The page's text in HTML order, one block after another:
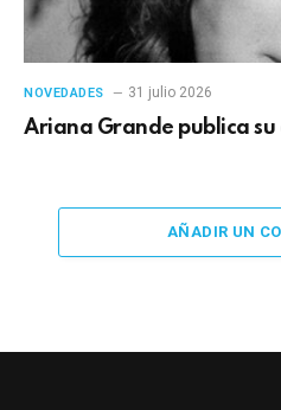
NOVEDADES 31 julio 2026
Ariana Grande publica su
AÑADIR UN